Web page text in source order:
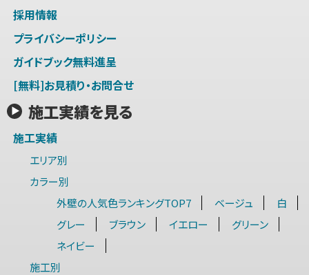
採用情報
プライバシーポリシー
ガイドブック無料進呈
[無料]お見積り・お問合せ
施工実績を見る
施工実績
エリア別
カラー別
外壁の人気色ランキングTOP7
ベージュ
白
グレー
ブラウン イエロー
グリーン
ネイビー
施工別